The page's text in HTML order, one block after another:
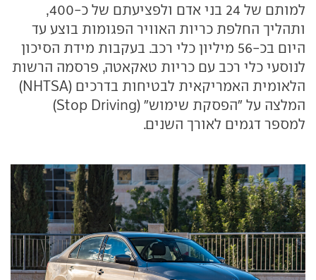
למותם של 24 בני אדם ולפציעתם של כ-400,
ותהליך החלפת כריות האוויר הפגומות בוצע עד
היום בכ-56 מיליון כלי רכב. בעקבות מידת הסיכון
לנוסעי כלי רכב עם כריות טאקאטה, פרסמה הרשות
הלאומית האמריקאית לבטיחות בדרכים (NHTSA
)
המלצה על "הפסקת שימוש" (Stop Driving
)
למספר דגמים לאורך השנים.